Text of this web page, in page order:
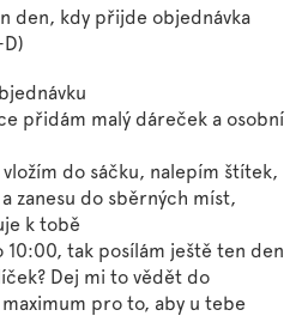
den, kdy přijde objednávka
přidám malý dáreček a osobní
do sáčku, nalepím štítek,
zanesu do sběrných míst,
k tobě
10:00, tak posílám ještě ten den
Dej mi to vědět do
pro to, aby u tebe